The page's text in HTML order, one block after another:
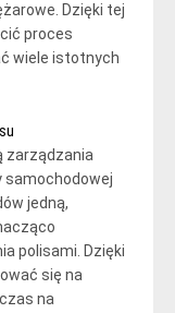
Dzięki tej
proces
wiele istotnych
zarządzania
samochodowej
jedną,
polisami. Dzięki
się na
na